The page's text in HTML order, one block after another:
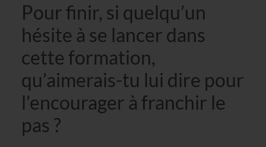
Pour finir, si quelqu’un
hésite à se lancer dans
cette formation,
qu’aimerais-tu lui dire pour
l’encourager à franchir le
pas ?